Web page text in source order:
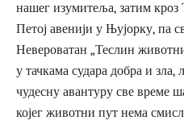
нашег изумитеља, затим кроз
Петој авенији у Њујорку, па
Невероватан „Теслин
у тачкама судара добра и
чудесну авантуру све време
којег животни пут нема